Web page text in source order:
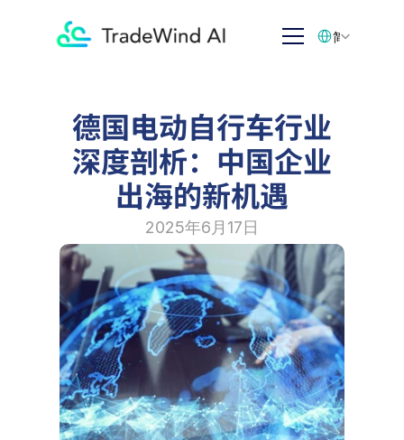
德国电动自行车行业
深度剖析：中国企业
出海的新机遇
2025年6月17日
简体中文